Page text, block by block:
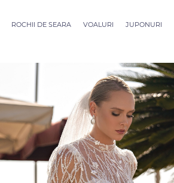
ROCHII DE SEARA
VOALURI
Voaluri Thessaloniki
Voaluri Athens
Voaluri Dubai Couture
Voaluri Rome
JUPONURI